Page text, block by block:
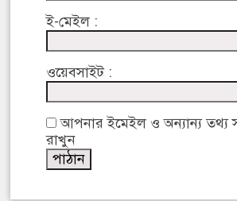
ই-মেইল :
ওয়েবসাইট :
আপনার ইমেইল ও অন্যান্য তথ্য
রাখুন